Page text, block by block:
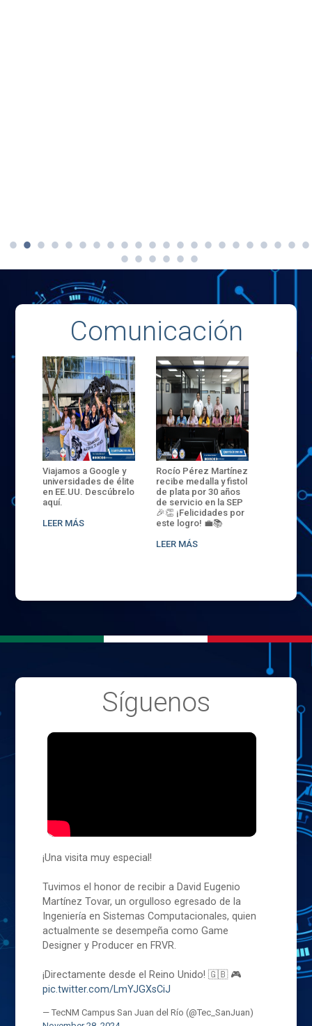
Comunicación
Viajamos a Google y
universidades de élite
en EE.UU. Descúbrelo
aquí.
LEER MÁS
Rocío Pérez Martínez
recibe medalla y fistol
de plata por 30 años
de servicio en la SEP
🎉👏 ¡Felicidades por
este logro! 💼📚
LEER MÁS
ENECB-
del
batalla.
32
sede
Síguenos
¡Una visita muy especial!
Tuvimos el honor de recibir a David Eugenio
Martínez Tovar, un orgulloso egresado de la
Ingeniería en Sistemas Computacionales, quien
actualmente se desempeña como Game
Designer y Producer en FRVR.
¡Directamente desde el Reino Unido! 🇬🇧 🎮
pic.twitter.com/LmYJGXsCiJ
— TecNM Campus San Juan del Río (@Tec_SanJuan)